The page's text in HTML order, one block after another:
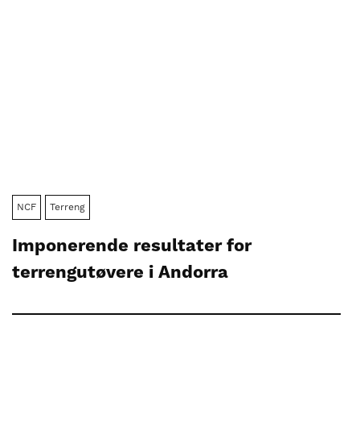
NCF Terreng
Imponerende resultater for
terrengutøvere i Andorra